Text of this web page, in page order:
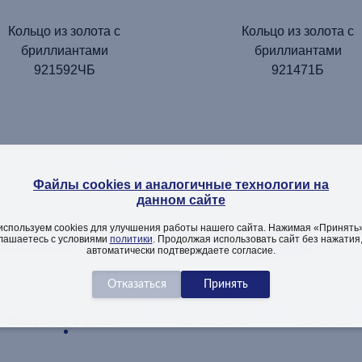
Кольцо из золота с
бриллиантами
921592ЧБ
Кольцо из золота с
бриллиантами
921471Б
ИНФОРМАЦИЯ
Файлы cookies и аналогичные технологии на
данном сайте
cookies для улучшения работы нашего сайта. Нажимая
с условиями политики . Продолжая использовать сайт без
автоматически подтверждаете согласие.